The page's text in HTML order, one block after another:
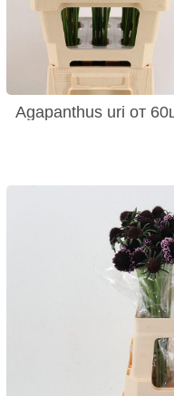
Agapanthus uri от